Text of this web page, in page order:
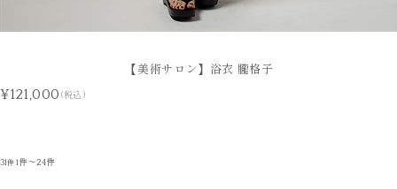
【美術サロン】浴衣 朧格子
¥121,000 (税込)
31件 1件～24件